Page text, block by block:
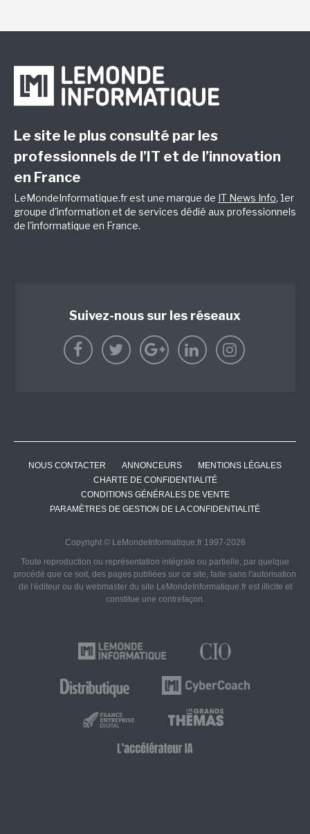
Le site le plus consulté par les
professionnels de l’IT et de l’innovation
en France
LeMondeInformatique.fr est une marque de IT News Info, 1er
groupe d'information et de services dédié aux professionnels
de l'informatique en France.
Suivez-nous sur les réseaux
NOUS CONTACTER ANNONCEURS
MENTIONS LÉGALES
CHARTE DE CONFIDENTIALITÉ
CONDITIONS GÉNÉRALES DE VENTE
PARAMÈTRES DE GESTION DE LA CONFIDENTIALITÉ
Copyright © LeMondeInformatique.fr 1997-2026
Toute reproduction ou représentation intégrale ou partielle, par quelque
procédé que ce soit, des pages publiées sur ce site, faite sans l'autorisation
de l'éditeur ou du webmaster du site LeMondeInformatique.fr est illicite et
constitue une contrefaçon.